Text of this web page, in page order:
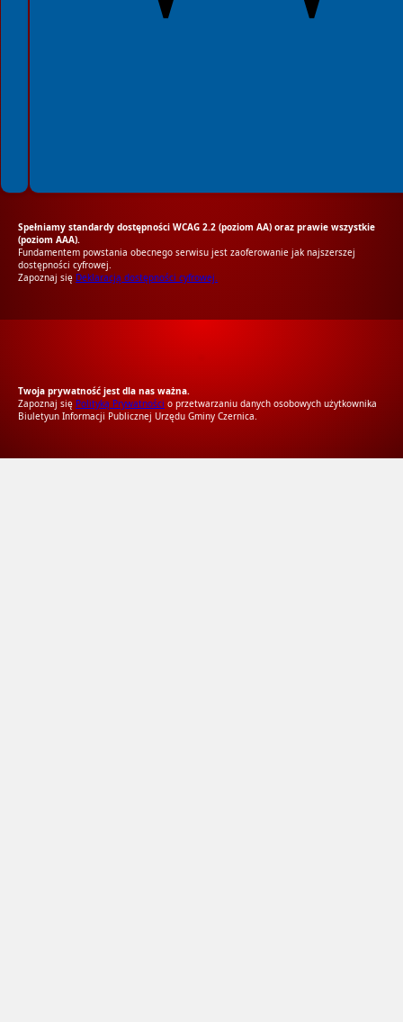
Spełniamy standardy dostępności WCAG 2.2 (poziom AA) oraz prawie wszystkie
(poziom AAA).
Fundamentem powstania obecnego serwisu jest zaoferowanie jak najszerszej
dostępności cyfrowej.
Zapoznaj się Deklaracją dostępności cyfrowej.
Twoja prywatność jest dla nas ważna.
Zapoznaj się Polityką Prywatności o przetwarzaniu danych osobowych użytkownika
Biuletyun Informacji Publicznej Urzędu Gminy Czernica.